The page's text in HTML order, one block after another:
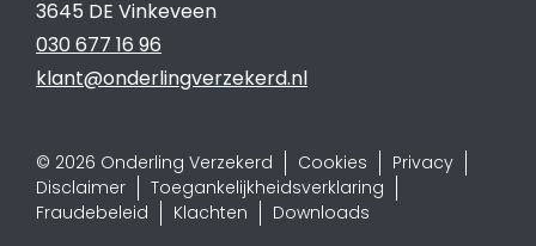
3645 DE Vinkeveen
030 677 16 96
klant@onderlingverzekerd.nl
© 2026 Onderling Verzekerd Cookies
Privacy
Disclaimer
Toegankelijkheidsverklaring
Fraudebeleid
Klachten Downloads